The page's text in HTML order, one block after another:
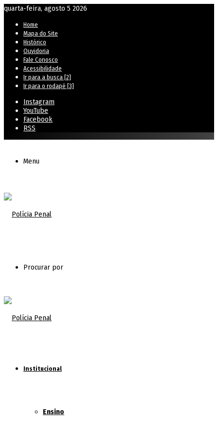
quarta-feira, agosto 5 2026
Home
Mapa do Site
Histórico
Ouvidoria
Fale Conosco
Acessibilidade
Ir para a busca [2]
Ir para o rodapé [3]
Instagram
YouTube
Facebook
RSS
Menu
Procurar por
Institucional
Ensino